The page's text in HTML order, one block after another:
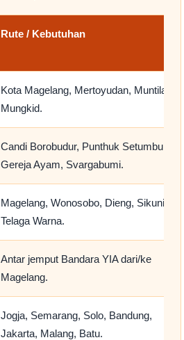
Rute / Kebutuhan
Kota Magelang, Mertoyudan, Muntilan,
Mungkid.
Candi Borobudur, Punthuk Setumbu,
Gereja Ayam, Svargabumi.
Magelang, Wonosobo, Dieng, Sikunir,
Telaga Warna.
Antar jemput Bandara YIA dari/ke
Magelang.
Jogja, Semarang, Solo, Bandung,
Jakarta, Malang, Batu.